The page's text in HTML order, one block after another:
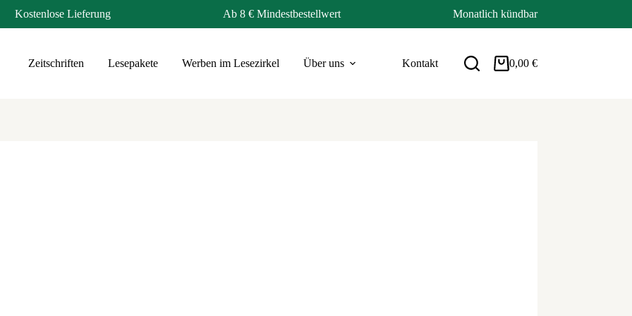
Kostenlose Lieferung Ab 8 € Mindestbestellwert Monatlich kündbar
Zeitschriften Lesepakete Werben im Lesezirkel Über uns Kontakt Warenkorb
0,00 €